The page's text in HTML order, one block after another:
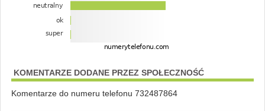
KOMENTARZE DODANE PRZEZ SPOŁECZNOŚĆ
Komentarze do numeru telefonu 732487864